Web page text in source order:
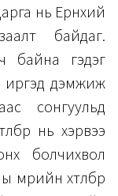
нь Ерөнхий
байдаг.
байна гэдэг
дэмжиж
сонгуульд
нь хэрвээ
болчихвол
хөтөлбөр